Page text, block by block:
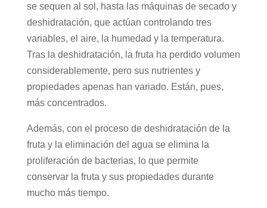
se sequen al sol, hasta las máquinas de secado y
deshidratación, que actúan controlando tres
variables, el aire, la humedad y la temperatura.
Tras la deshidratación, la fruta ha perdido volumen
considerablemente, pero sus nutrientes y
propiedades apenas han variado. Están, pues,
más concentrados.
Además, con el proceso de deshidratación de la
fruta y la eliminación del agua se elimina la
proliferación de bacterias, lo que permite
conservar la fruta y sus propiedades durante
mucho más tiempo.